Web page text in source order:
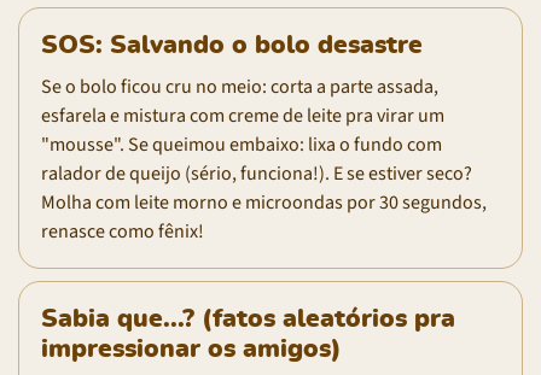
SOS: Salvando o bolo desastre
Se o bolo ficou cru no meio: corta a parte assada,
esfarela e mistura com creme de leite pra virar um
"mousse". Se queimou embaixo: lixa o fundo com
ralador de queijo (sério, funciona!). E se estiver seco?
Molha com leite morno e microondas por 30 segundos,
renasce como fênix!
Sabia que...? (fatos aleatórios pra
impressionar os amigos)